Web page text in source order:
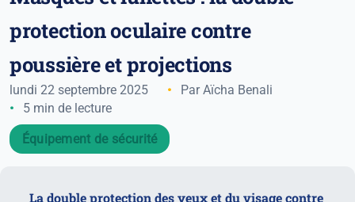
protection oculaire contre
poussière et projections
lundi 22 septembre 2025
Par Aïcha Benali
5 min de lecture
Équipement de sécurité
La double protection des yeux et du visage contre